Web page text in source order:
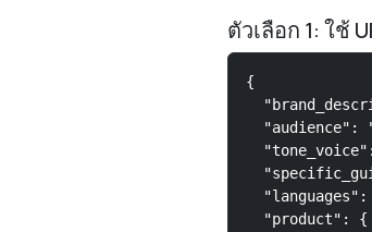
ตัวเลือก 1: ใช้
{
"audience":
  "product": {